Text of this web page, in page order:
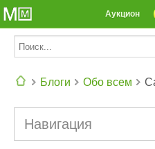
СЕГОДНЯ:
Аукцион
Блоги Обо всем
Навигация